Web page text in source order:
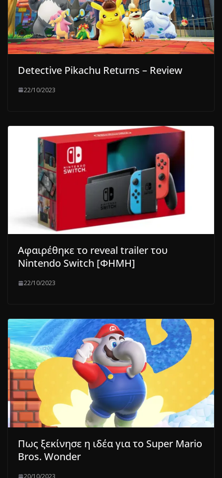
Detective Pikachu Returns – Review
22/10/2023
Αφαιρέθηκε το reveal trailer του
Nintendo Switch [ΦΗΜΗ]
22/10/2023
Πως ξεκίνησε η ιδέα για το Super Mario
Bros. Wonder
20/10/2023